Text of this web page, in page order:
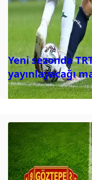
Yeni sezonda
yayınlayacağı